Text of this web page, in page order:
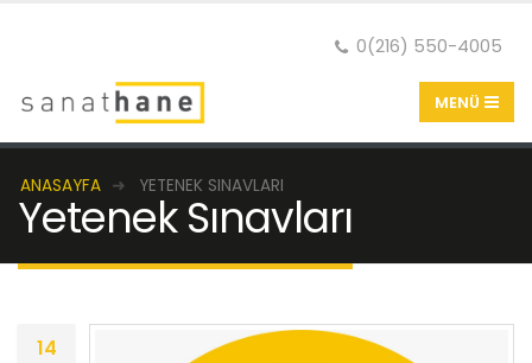
0(216) 550-4005
ANASAYFA YETENEK SINAVLARI
Yetenek Sınavları
14